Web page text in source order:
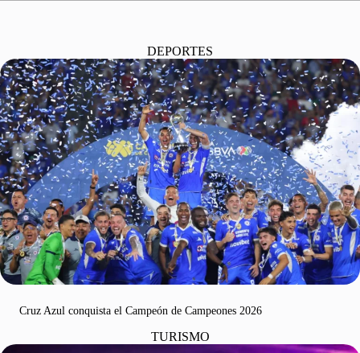
DEPORTES
Cruz Azul conquista el Campeón de Campeones 2026
TURISMO